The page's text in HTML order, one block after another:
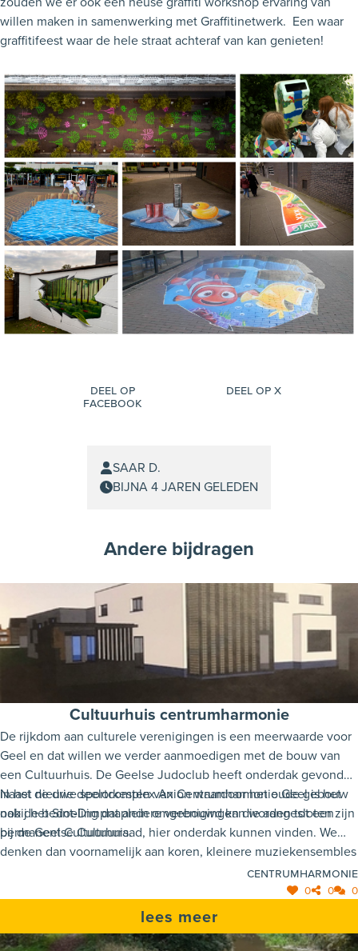
willen maken in samenwerking met Graffitinetwerk. Een waar
graffitifeest waar de hele straat achteraf van kan genieten!
Deel op
facebook
Deel op X
SAAR D.
BIJNA 4 JAREN GELEDEN
Andere bijdragen
Cultuurhuis centrumharmonie
De rijkdom aan culturele verenigingen is een meerwaarde voor
Geel en dat willen we verder aanmoedigen met de bouw van
een Cultuurhuis. De Geelse Judoclub heeft onderdak gevonden
in het nieuwe sportcomplex Axion waardoor het oude gebouw
nabij het Sint-Dimpnaplein omgebouwd kan worden tot een
permanent Cultuurhuis.
Naast de drie deelorkesten van Centrumharmonie Geel is het
ook de bedoeling dat andere verenigingen die aangesloten zijn
bij de Geelse Cultuurraad, hier onderdak kunnen vinden. We
denken dan voornamelijk aan koren, kleinere muziekensembles
en kleine en middelgrote orkesten. Maar de te bouwen
infrastructuur kan ook dienen als vergaderruimte en geeft
mogelijkheden tot het geven van presentaties door lokale
isolatienormen werd er een studie uitgevoerd die de
Centrumharmonie
0 0 0
lees meer